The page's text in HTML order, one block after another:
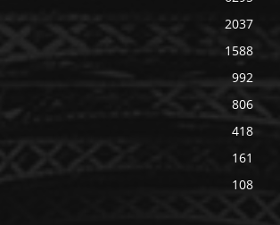
2037
1588
992
806
418
161
108